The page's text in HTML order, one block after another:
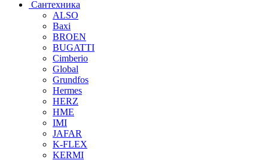
Сантехника
ALSO
Baxi
BROEN
BUGATTI
Cimberio
Global
Grundfos
Hermes
HERZ
HME
IMI
JAFAR
K-FLEX
KERMI